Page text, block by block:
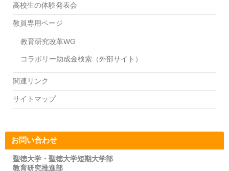
高校生の体験発表会
教員専用ページ
教育研究改革WG
コラボリー助成金検索（外部サイト）
関連リンク
サイトマップ
お問い合わせ
聖徳大学・聖徳大学短期大学部
教育研究推進部